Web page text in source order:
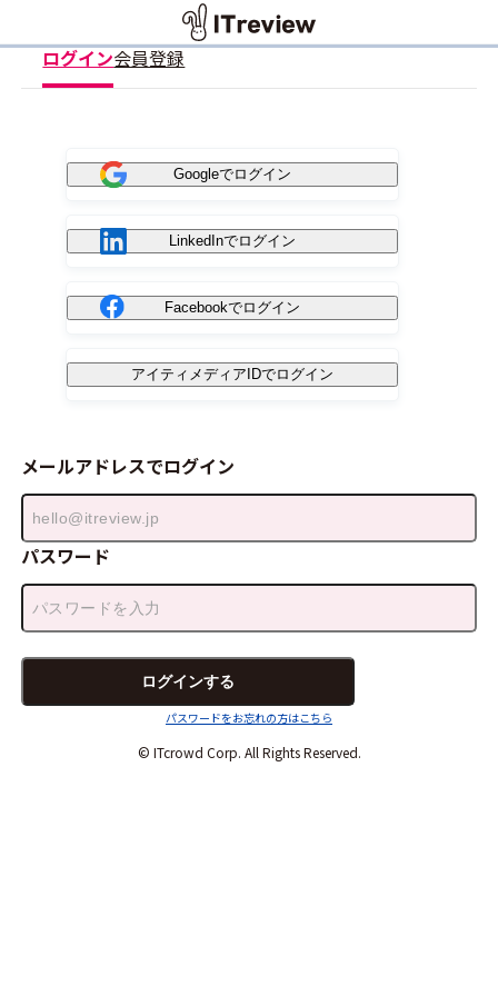
ログイン会員登録
Googleでログイン
LinkedInでログイン
Facebookでログイン
アイティメディアIDでログイン
メールアドレスでログイン
パスワード
パスワードをお忘れの方はこちら
© ITcrowd Corp. All Rights Reserved.